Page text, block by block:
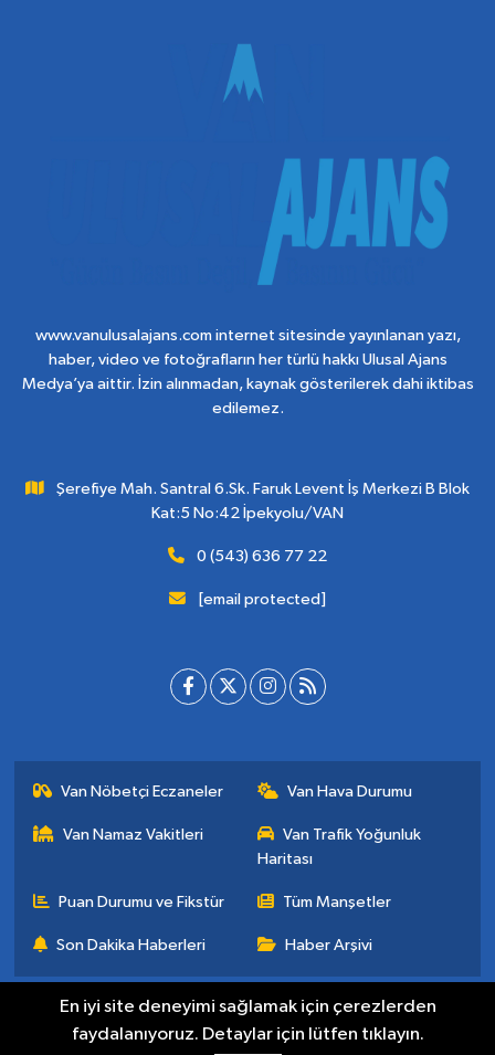
www.vanulusalajans.com internet sitesinde yayınlanan yazı,
haber, video ve fotoğrafların her türlü hakkı Ulusal Ajans
Medya’ya aittir. İzin alınmadan, kaynak gösterilerek dahi iktibas
edilemez.
Şerefiye Mah. Santral 6.Sk. Faruk Levent İş Merkezi B Blok
Kat:5 No:42 İpekyolu/VAN
0 (543) 636 77 22
[email protected]
Van Nöbetçi Eczaneler Van Hava Durumu
Van Namaz Vakitleri
Van Trafik Yoğunluk
Haritası
Puan Durumu ve Fikstür Tüm Manşetler
Son Dakika Haberleri Haber Arşivi
En iyi site deneyimi sağlamak için çerezlerden
faydalanıyoruz. Detaylar için lütfen tıklayın.